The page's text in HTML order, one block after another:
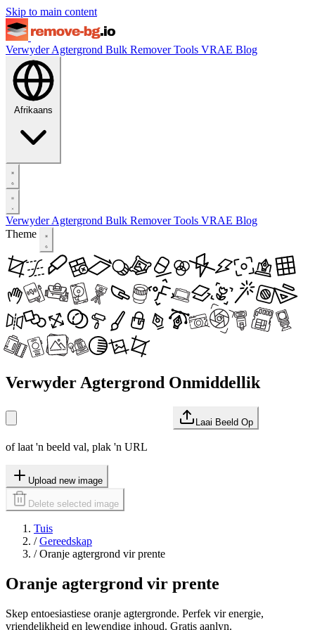
Skip to main content
Verwyder Agtergrond Bulk RemoverTools VRAE Blog
Afrikaans
Verwyder Agtergrond Bulk RemoverTools VRAE Blog
Theme
Verwyder Agtergrond Onmiddellik
Laai Beeld Op
of laat 'n beeld val, plak 'n URL
Upload new image
Delete selected image
Tuis
/ Gereedskap
/ Oranje agtergrond vir prente
Oranje agtergrond vir prente
Skep entoesiastiese oranje agtergronde. Perfek vir energie,
vriendelikheid en lewendige inhoud. Gratis aanlyn.